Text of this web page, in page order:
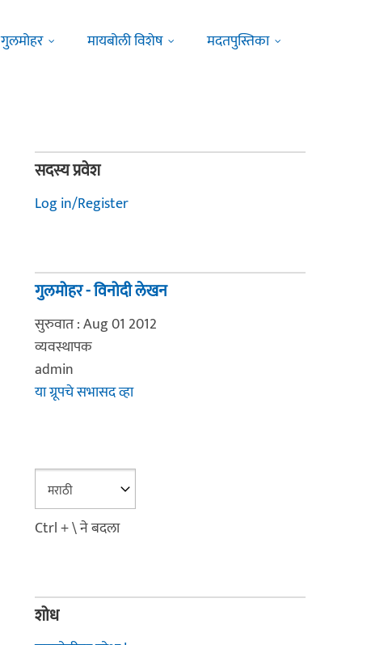
गुलमोहर मायबोली विशेष मदतपुस्तिका
सदस्य प्रवेश
Log in/Register
गुलमोहर - विनोदी लेखन
सुरुवात : Aug 01 2012
व्यवस्थापक
admin
या ग्रूपचे सभासद व्हा
Ctrl + \ ने बदला
शोध